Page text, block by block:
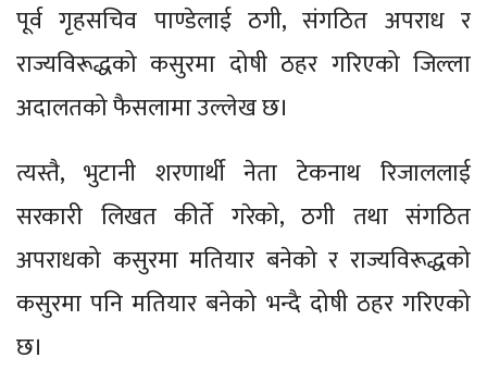
पूर्व गृहसचिव पाण्डेलाई ठगी, संगठित अपराध र
राज्यविरूद्धको कसुरमा दोषी ठहर गरिएको जिल्ला
अदालतको फैसलामा उल्लेख छ।
त्यस्तै, भुटानी शरणार्थी नेता टेकनाथ रिजाललाई
सरकारी लिखत कीर्ते गरेको, ठगी तथा संगठित
अपराधको कसुरमा मतियार बनेको र राज्यविरूद्धको
कसुरमा पनि मतियार बनेको भन्दै दोषी ठहर गरिएको
छ।